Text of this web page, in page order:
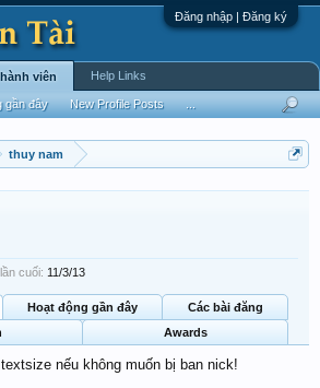
Đăng nhập | Đăng ký
thuy nam
cuối: 11/3/13
Hoạt động gần đây
Các bài đăng
Awards
nếu không muốn bị ban nick!
viên
gần đây New Profile Posts
Help Links